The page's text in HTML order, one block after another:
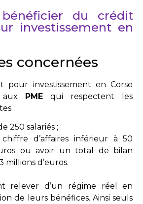
du crédit
investissement en
concernées
pour investissement en Corse
aux PME qui respectent les
:
250 salariés ;
d’affaires inférieur à 50
ou avoir un total de bilan
millions d’euros.
relever d’un régime réel en
de leurs bénéfices. Ainsi seuls